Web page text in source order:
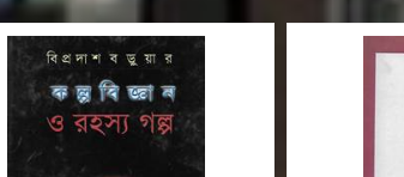
প্রোভাইডার ইন বাংলাদেশ
ভাবে ডোমেইন রেজিস্ট্রেশন ও
আলফা নেট। সুলভ মূল্যে সর্বাধুনিক
আমেরিকা অথবা বাংলাদেশের